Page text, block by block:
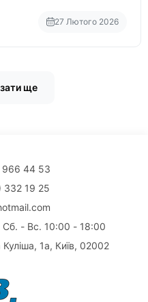
27 Лютого 2026
ще
44 53
332 19 25
- Вс. 10:00 - 18:00
1а, Київ, 02002